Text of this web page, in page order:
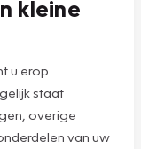
kleine
u erop
staat
overige
van uw